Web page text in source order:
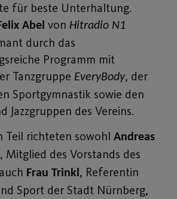
für beste Unterhaltung.
Abel von Hitradio N1
durch das
Programm mit
Tanzgruppe EveryBody, der
Sportgymnastik sowie den
Jazzgruppen des Vereins.
Teil richteten sowohl Andreas
, Mitglied des Vorstands des
Frau Trinkl, Referentin
Sport der Stadt Nürnberg,